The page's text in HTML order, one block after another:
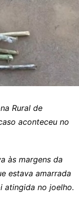
Rural de
aconteceu no
às margens da
estava amarrada
atingida no joelho.